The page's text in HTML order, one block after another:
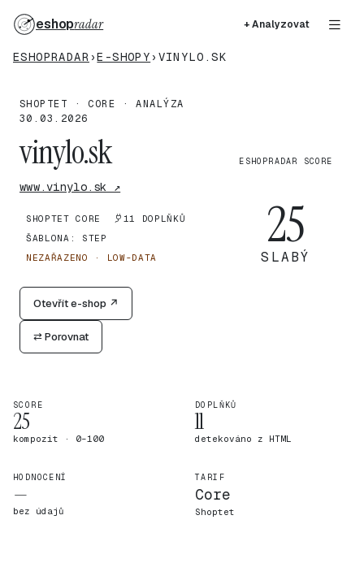
eshopradar + Analyzovat
ESHOPRADAR ›E-SHOPY › VINYLO.SK
SHOPTET · CORE · ANALÝZA
30.03.2026
vinylo.sk
www.vinylo.sk ↗
SHOPTET CORE
11 DOPLŇKŮ
ŠABLONA: STEP
NEZAŘAZENO · LOW-DATA
Otevřít e-shop ↗
⇄ Porovnat
ESHOPRADAR SCORE
25
SLABÝ
SCORE
25
kompozit · 0–100
DOPLŇKŮ
11
detekováno z HTML
HODNOCENÍ
—
bez údajů
TARIF
Core
Shoptet